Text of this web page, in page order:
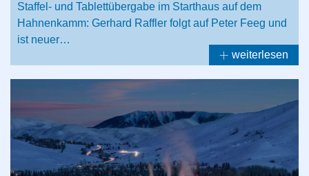
Staffel- und Tablettübergabe im Starthaus auf dem
Hahnenkamm: Gerhard Raffler folgt auf Peter Feeg und
ist neuer…
weiterlesen